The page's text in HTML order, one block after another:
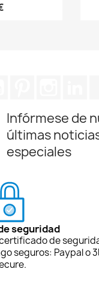
Infórmese de
últimas
especiales
seguridad
de
seguros: Paypal o